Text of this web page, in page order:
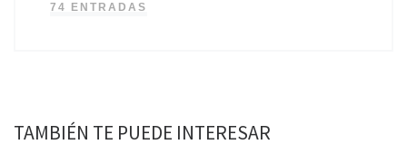
74 ENTRADAS
TAMBIÉN TE PUEDE INTERESAR